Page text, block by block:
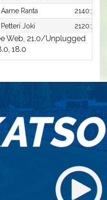
Aarne Ranta
2140:3
Petteri Joki 2120:3
Web, 21.0/Unplugged
18.0